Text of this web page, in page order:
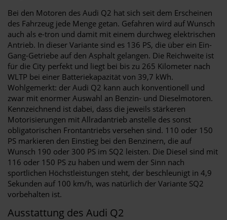
Bei den Motoren des Audi Q2 hat sich seit dem Erscheinen
des Fahrzeug jede Menge getan. Gefahren wird auf Wunsch
auch als e-tron und damit mit einem durchweg elektrischen
Antrieb. In dieser Variante sind es 136 PS, die über ein Ein-
Gang-Getriebe auf den Asphalt gelangen. Die Reichweite ist
für die City perfekt und liegt bei bis zu 265 Kilometer nach
WLTP bei einer Batteriekapazität von 39,7 kWh.
Wohlgemerkt: der Audi Q2 kann auch konventionell und
zwar mit enormer Auswahl an Benzin- und Dieselmotoren.
Kennzeichnend ist dabei, dass die jeweils stärkeren
Motorisierungen mit Allradantrieb anstelle des sonst
obligatorischen Frontantriebs versehen sind. 110 oder 150
PS markieren den Einstieg bei den Benzinern, die auf
Wunsch 190 oder 300 PS im SQ2 leisten. Die Diesel sind mit
116 oder 150 PS zu haben und wem der Sinn nach
sportlichen Höchstleistungen steht, der beschleunigt in 4,9
Sekunden auf 100 km/h, was natürlich der Variante SQ2
vorbehalten ist.
Ausstattung des Audi Q2